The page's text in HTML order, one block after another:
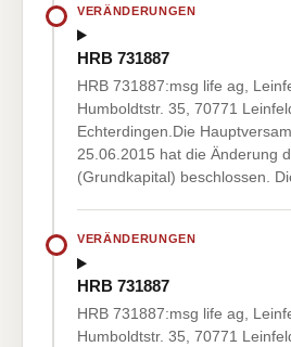
VERÄNDERUNGEN
HRB 731887
HRB 731887:msg life ag,
Humboldtstr. 35, 70771
Echterdingen.Die
25.06.2015 hat die Änderung
(Grundkapital) beschlossen.
VERÄNDERUNGEN
HRB 731887
HRB 731887:msg life ag,
Humboldtstr. 35, 70771